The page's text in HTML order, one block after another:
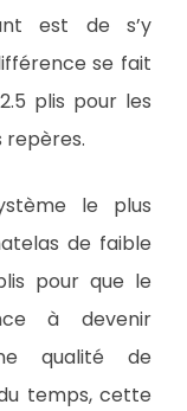
est de s’y
se fait
plis pour les
repères.
le plus
de faible
pour que le
à devenir
qualité de
temps, cette